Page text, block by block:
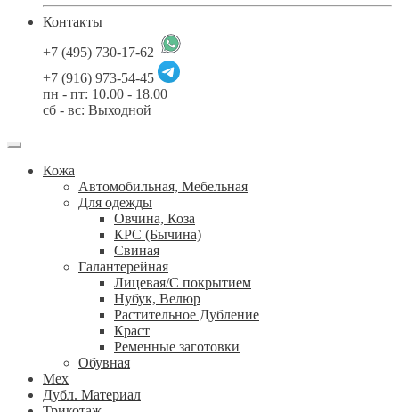
Контакты
+7 (495) 730-17-62
+7 (916) 973-54-45
пн - пт: 10.00 - 18.00
сб - вс: Выходной
Кожа
Автомобильная, Мебельная
Для одежды
Овчина, Коза
КРС (Бычина)
Свиная
Галантерейная
Лицевая/С покрытием
Нубук, Велюр
Растительное Дубление
Краст
Ременные заготовки
Обувная
Мех
Дубл. Материал